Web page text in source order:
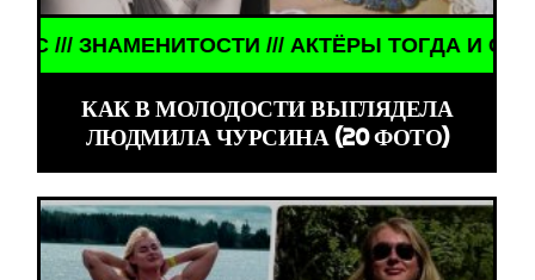
/// ЗНАМЕНИТОСТИ /// АКТЁРЫ ТОГДА И
КАК В МОЛОДОСТИ ВЫГЛЯДЕЛА
ЛЮДМИЛА ЧУРСИНА (20 ФОТО)